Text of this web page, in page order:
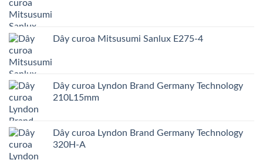
Dây curoa Mitsusumi Sanlux E275-4
Dây curoa Lyndon Brand Germany Technology
210L15mm
Dây curoa Lyndon Brand Germany Technology
320H-A